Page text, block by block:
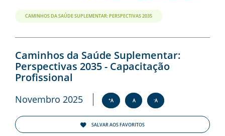
CAMINHOS DA SAÚDE SUPLEMENTAR: PERSPECTIVAS 2035
Caminhos da Saúde Suplementar:
Perspectivas 2035 - Capacitação
Profissional
Novembro 2025 +A A -A
SALVAR AOS FAVORITOS